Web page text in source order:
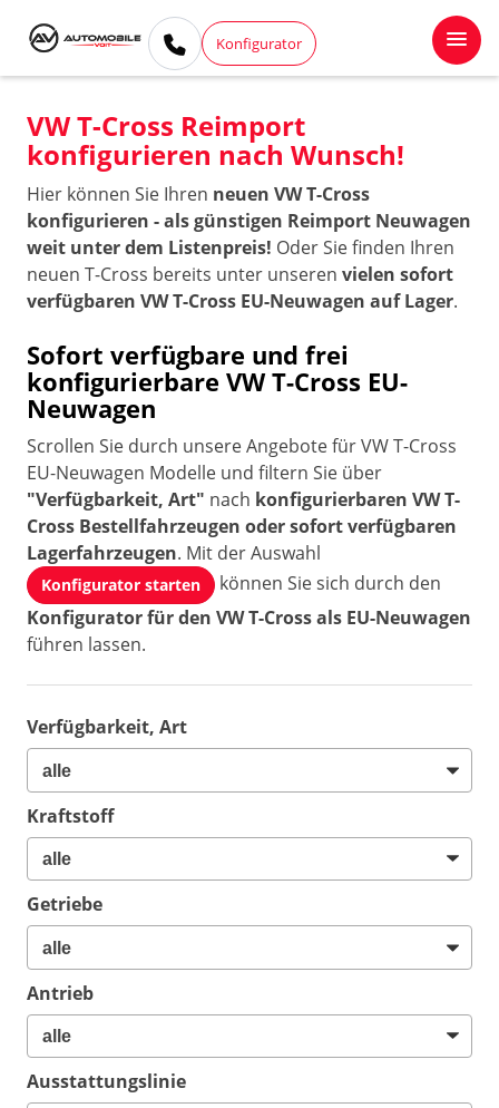
Konfigurator
VW T-Cross Reimport
konfigurieren nach Wunsch!
Hier können Sie Ihren neuen VW T-Cross
konfigurieren - als günstigen Reimport Neuwagen
weit unter dem Listenpreis! Oder Sie finden Ihren
neuen T-Cross bereits unter unseren vielen sofort
verfügbaren VW T-Cross EU-Neuwagen auf Lager.
Sofort verfügbare und frei
konfigurierbare VW T-Cross EU-
Neuwagen
Scrollen Sie durch unsere Angebote für VW T-Cross
EU-Neuwagen Modelle und filtern Sie über
"Verfügbarkeit, Art" nach konfigurierbaren VW T-
Cross Bestellfahrzeugen oder sofort verfügbaren
Lagerfahrzeugen. Mit der Auswahl
Konfigurator starten
können Sie sich durch den
Konfigurator für den VW T-Cross als EU-Neuwagen
führen lassen.
Verfügbarkeit, Art
Kraftstoff
Getriebe
Antrieb
Ausstattungslinie